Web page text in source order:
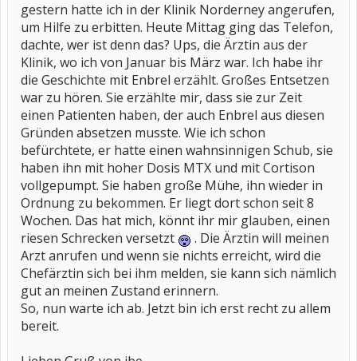
gestern hatte ich in der Klinik Norderney angerufen,
um Hilfe zu erbitten. Heute Mittag ging das Telefon,
dachte, wer ist denn das? Ups, die Ärztin aus der
Klinik, wo ich von Januar bis März war. Ich habe ihr
die Geschichte mit Enbrel erzählt. Großes Entsetzen
war zu hören. Sie erzählte mir, dass sie zur Zeit
einen Patienten haben, der auch Enbrel aus diesen
Gründen absetzen musste. Wie ich schon
befürchtete, er hatte einen wahnsinnigen Schub, sie
haben ihn mit hoher Dosis MTX und mit Cortison
vollgepumpt. Sie haben große Mühe, ihn wieder in
Ordnung zu bekommen. Er liegt dort schon seit 8
Wochen. Das hat mich, könnt ihr mir glauben, einen
riesen Schrecken versetzt
. Die Ärztin will meinen
Arzt anrufen und wenn sie nichts erreicht, wird die
Chefärztin sich bei ihm melden, sie kann sich nämlich
gut an meinen Zustand erinnern.
So, nun warte ich ab. Jetzt bin ich erst recht zu allem
bereit.